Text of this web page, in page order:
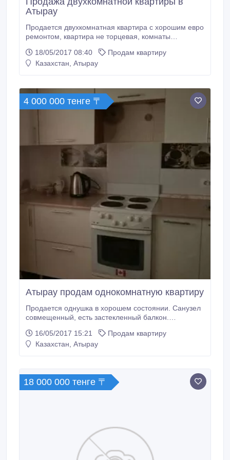
Атырау
Продается двухкомнатная квартира с хорошим евро
ремонтом, квартира не торцевая, комнаты
раздельный в кафеле, подогрев пола, новая
сантехника, в квартире заменены все
расположен в центре города рядом площадь
Исатая-Махамбета, вся инфраструктура рядом.
18/05/2017 08:40
Продам квартиру
Казахстан, Атырау
4 000 000 тенге 〒
Атырау продам однокомнатную квартиру
Продается однушка в хорошем состоянии. Санузел
совмещенный, есть застекленный балкон.
кондиционер. Квартира находится в центре города,
возле площади Исатая и Махамбета, по ул
неудобства, в данный момент нахожусь за
границей.
16/05/2017 15:21
Продам квартиру
Казахстан, Атырау
18 000 000 тенге 〒